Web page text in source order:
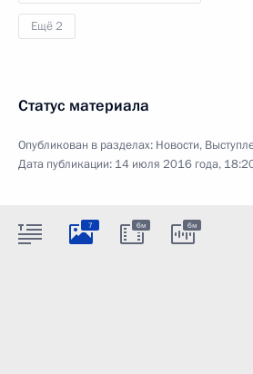
Ещё 2
Статус материала
Опубликован в разделах: Новости,
Дата публикации: 14 июля 2016 года,
7 6м 6м